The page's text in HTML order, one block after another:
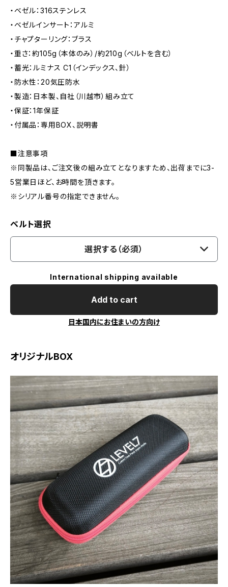
・ベゼル：316ステンレス
・ベゼルインサート：アルミ
・チャプターリング：ブラス
・重さ：約105g（本体のみ）/約210g（ベルトを含む）
・蓄光：ルミナス C1（インデックス、針）
・防水性：20気圧防水
・製造：日本製、自社（川越市）組み立て
・保証：1年保証
・付属品：専用BOX、説明書
■注意事項
※同製品は、ご注文後の組み立てとなりますため、出荷までに3-
5営業日ほど、お時間を頂きます。
※シリアル番号の指定できません。
ベルト選択
選択する（必須）
International shipping available
Add to cart
日本国内にお住まいの方向け
オリジナルBOX